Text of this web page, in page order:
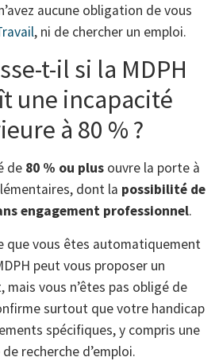
aucune obligation de vous
, ni de chercher un emploi.
t-il si la MDPH
une incapacité
à 80 % ?
de 80 % ou plusouvre la porte à
dont la possibilité de
engagement professionnel.
que vous êtes automatiquement
peut vous proposer un
mais vous n’êtes pas obligé de
surtout que votre handicap
spécifiques, y compris une
recherche d’emploi.